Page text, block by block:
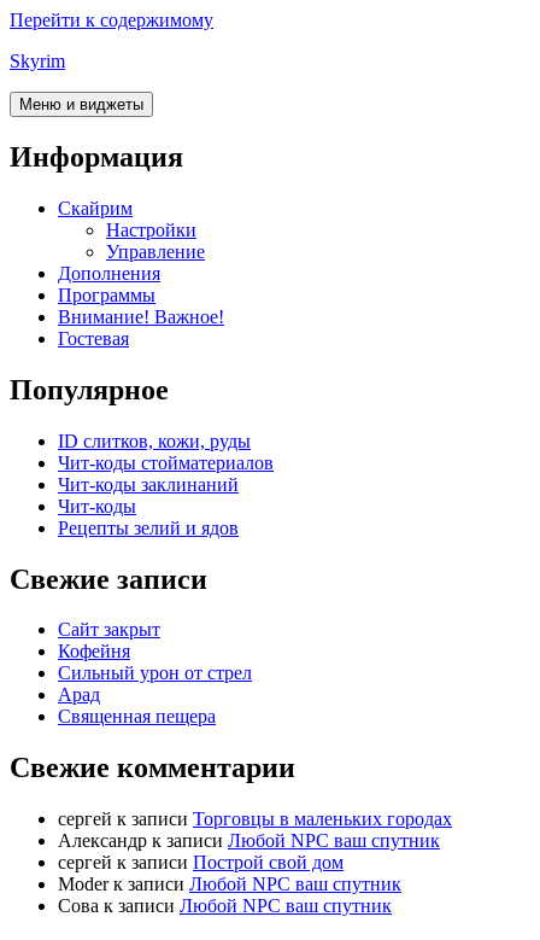
Перейти к содержимому
Skyrim
Меню и виджеты
Информация
Скайрим
Настройки
Управление
Дополнения
Программы
Внимание! Важное!
Гостевая
Популярное
ID слитков, кожи, руды
Чит-коды стойматериалов
Чит-коды заклинаний
Чит-коды
Рецепты зелий и ядов
Свежие записи
Сайт закрыт
Кофейня
Cильный урон от стрел
Арад
Священная пещера
Свежие комментарии
cергей к записи Торговцы в маленьких городах
Александр к записи Любой NPC ваш спутник
cергей к записи Построй свой дом
Moderк записи Любой NPC ваш спутник
Сова к записи Любой NPC ваш спутник